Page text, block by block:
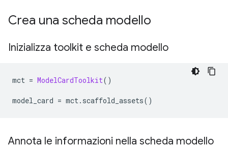
Crea una scheda modello
Inizializza toolkit e scheda modello
mct = ModelCardToolkit()
model_card = mct. scaffold_assets()
Annota le informazioni nella scheda modello